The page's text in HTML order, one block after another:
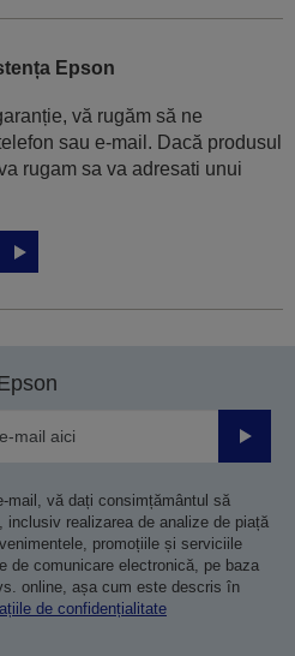
Epson
vă rugăm să ne
sau e-mail. Dacă produsul
rugam sa va adresati unui
mail, vă dați consimțământul să
inclusiv realizarea de analize de piață
promoțiile și serviciile
de comunicare electronică, pe baza
online, așa cum este descris în
de confidențialitate